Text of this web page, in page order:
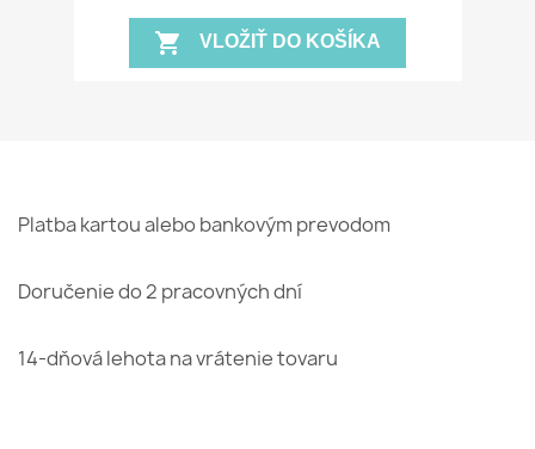
shopping_cart VLOŽIŤ DO KOŠÍKA
Platba kartou alebo bankovým prevodom
Doručenie do 2 pracovných dní
14-dňová lehota na vrátenie tovaru